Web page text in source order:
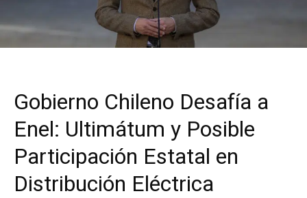
Gobierno Chileno Desafía a
Enel: Ultimátum y Posible
Participación Estatal en
Distribución Eléctrica